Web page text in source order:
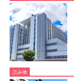
読み物